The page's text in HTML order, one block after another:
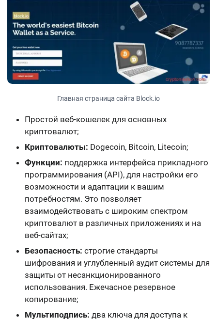
Главная страница сайта Block.io
Простой веб-кошелек для основных
криптовалют;
Криптовалюты: Dogecoin, Bitcoin, Litecoin;
Функции: поддержка интерфейса прикладного
программирования (API), для настройки его
возможности и адаптации к вашим
потребностям. Это позволяет
взаимодействовать с широким спектром
криптовалют в различных приложениях и на
веб-сайтах;
Безопасность: строгие стандарты
шифрования и углубленный аудит системы для
защиты от несанкционированного
использования. Ежечасное резервное
копирование;
Мультиподпись: два ключа для доступа к